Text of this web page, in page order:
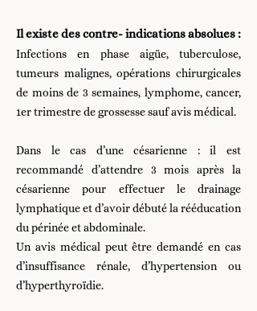
Il existe des contre- indications absolues :
Infections en phase aigüe, tuberculose,
tumeurs malignes, opérations chirurgicales
de moins de 3 semaines, lymphome, cancer,
1er trimestre de grossesse sauf avis médical.
​Dans le cas d’une césarienne : il est
recommandé d’attendre 3 mois après la
césarienne pour effectuer le drainage
lymphatique et d’avoir débuté la rééducation
du périnée et abdominale.
Un avis médical peut être demandé en cas
d’insuffisance rénale, d’hypertension ou
d’hyperthyroïdie.